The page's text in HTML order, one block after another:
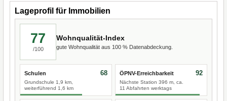
Lageprofil für Immobilien
77
/100
Wohnqualität-Index
gute Wohnqualität aus 100 % Datenabdeckung.
Schulen
Grundschule 1,9 km,
weiterführend 1,6 km
68 ÖPNV-Erreichbarkeit
Nächste Station 396 m, ca.
11 Abfahrten werktags
92